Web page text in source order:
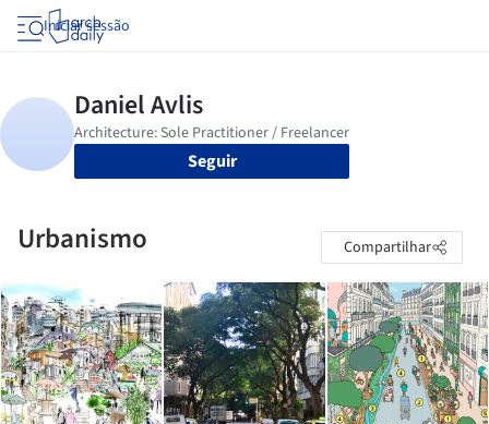
Iniciar sessão
Seguir
Urbanismo Compartilhar